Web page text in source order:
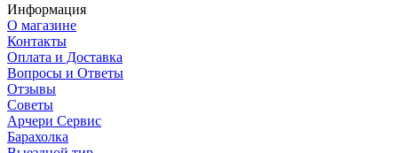
Информация
О магазине
Контакты
Оплата и Доставка
Вопросы и Ответы
Отзывы
Советы
Арчери Сервис
Барахолка